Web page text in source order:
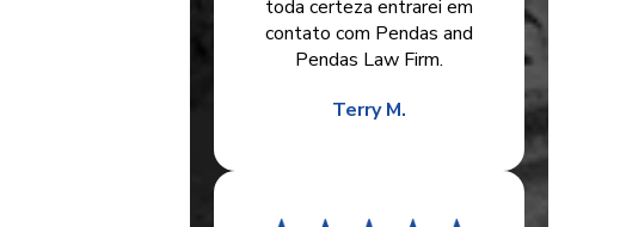
toda certeza entrarei em
contato com Pendas and
Pendas Law Firm.
Terry M.